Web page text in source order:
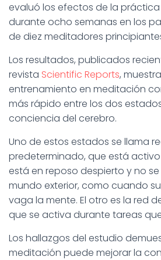
evaluó los efectos de la
durante ocho semanas en los
de diez meditadores
Los resultados, publicados
revista Scientific Reports,
entrenamiento en meditación
más rápido entre los dos
conciencia del cerebro.
Uno de estos estados se llama
predeterminado, que está
está en reposo despierto y no
mundo exterior, como cuando
vaga la mente. El otro es la red
que se activa durante tareas
Los hallazgos del estudio
meditación puede mejorar la